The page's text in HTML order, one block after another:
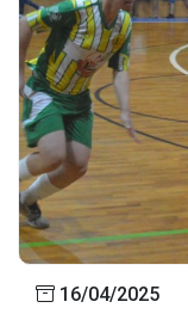
16/04/2025